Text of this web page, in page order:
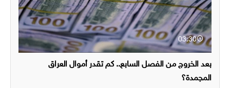
03:30
بعد الخروج من الفصل السابع.. كم تقدر أموال العراق
المجمدة؟